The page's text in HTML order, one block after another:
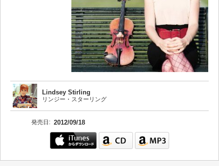
Lindsey Stirling
リンジー・スターリング
発売日: 2012/09/18